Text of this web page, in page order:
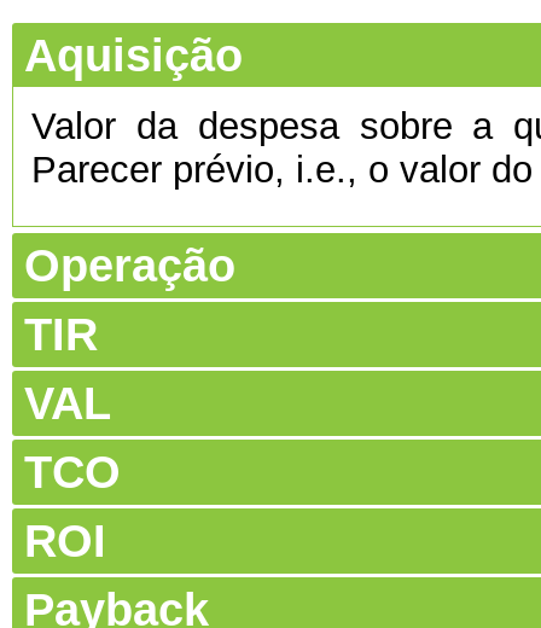
Aquisição
Valor da despesa sobre a
Parecer prévio, i.e., o valor
Operação
TIR
VAL
TCO
ROI
Payback